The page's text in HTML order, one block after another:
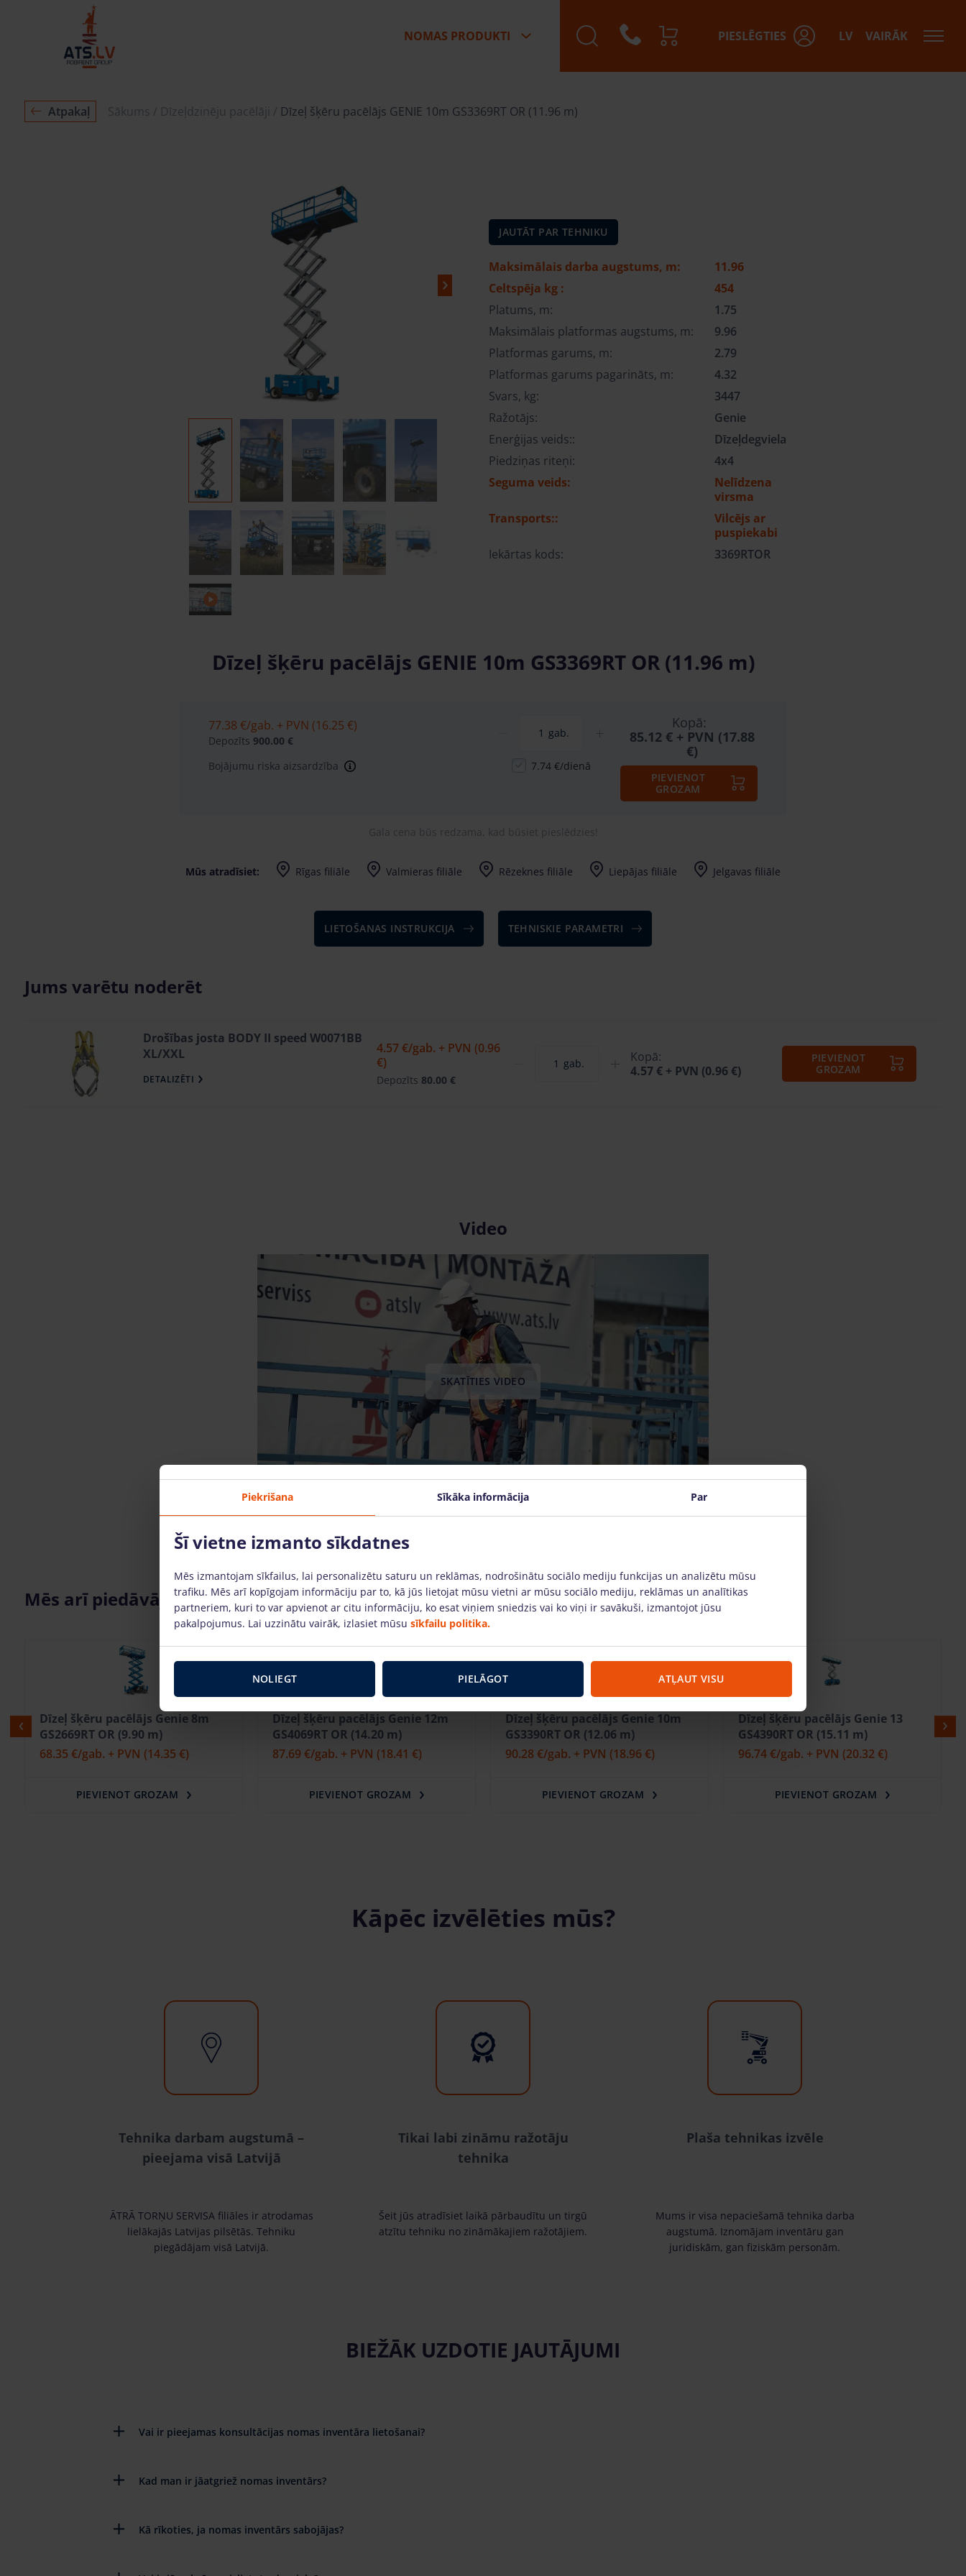
NOMAS PRODUKTI PIESLĒGTIES LV VAIRĀK
Atpakaļ Sākums Dīzeļdzinēju pacēlāji Dīzeļ šķēru pacēlājs GENIE 10m GS3369RT OR (11.96 m)
JAUTĀT PAR TEHNIKU
Maksimālais darba augstums, m:
11.96
Celtspēja kg :
454
Platums, m:
1.75
Maksimālais platformas augstums, m:
9.96
Platformas garums, m:
2.79
Platformas garums pagarināts, m:
4.32
Svars, kg:
3447
Ražotājs:
Genie
Enerģijas veids::
Dīzeļdegviela
Piedziņas riteņi:
4x4
Seguma veids:
Nelīdzena
virsma
Transports::
Vilcējs ar
puspiekabi
Iekārtas kods:
3369RTOR
Dīzeļ šķēru pacēlājs GENIE 10m GS3369RT OR (11.96 m)
77.38 €/gab. + PVN (16.25 €)
Depozīts 900.00 €
gab.
Bojājumu riska aizsardzība 7.74 €/dienā
Kopā:
85.12 €+ PVN (17.88
€)
PIEVIENOT
GROZAM
Gala cena būs redzama, kad būsiet pieslēdzies!
Mūs atradīsiet: Rīgas filiāle Valmieras filiāle Rēzeknes filiāle Liepājas filiāle Jelgavas filiāle
LIETOŠANAS INSTRUKCIJA TEHNISKIE PARAMETRI
Jums varētu noderēt
Drošības josta BODY II speed W0071BB
XL/XXL
DETALIZĒTI
4.57 €/gab. + PVN (0.96
€)
Depozīts 80.00 €
gab.
Kopā:
4.57 €+ PVN (0.96 €)
PIEVIENOT
GROZAM
Video
SKATĪTIES VIDEO
Mēs arī piedāvājam
Dīzeļ šķēru pacēlājs Genie 12m
GS4069RT OR (14.20 m)
87.69 €/gab. + PVN (18.41 €)
PIEVIENOT GROZAM
Dīzeļ šķēru pacēlājs Genie 10m
GS3390RT OR (12.06 m)
90.28 €/gab. + PVN (18.96 €)
PIEVIENOT GROZAM
Dīzeļ šķēru pacēlājs Genie 13
GS4390RT OR (15.11 m)
96.74 €/gab. + PVN (20.32 €)
PIEVIENOT GROZAM
Dīzeļ šķēru pacēlājs Genie 16m
GS5390RT OR (18.15 m)
107.05 €/gab. + PVN(22.48 €)
PIEVIENOT GROZAM
Kāpēc izvēlēties mūs?
Tehnika darbam augstumā –
pieejama visā Latvijā
ĀTRĀ TORŅU SERVISA filiāles ir atrodamas
lielākajās Latvijas pilsētās. Tehniku
piegādājam visā Latvijā.
Tikai labi zināmu ražotāju
tehnika
Šeit jūs atradīsiet laikā pārbaudītu un tirgū
atzītu tehniku no zināmākajiem ražotājiem.
Plaša tehnikas izvēle
Mums ir visa nepaciešamā tehnika darba
augstumā. Iznomājam inventāru gan
juridiskām, gan fiziskām personām.
BIEŽĀK UZDOTIE JAUTĀJUMI
Vai ir pieejamas konsultācijas nomas inventāra lietošanai?
Kad man ir jāatgriež nomas inventārs?
Kā rīkoties, ja nomas inventārs sabojājas?
Piekrišana Sīkāka informācija Par
Šī vietne izmanto sīkdatnes
Mēs izmantojam sīkfailus, lai personalizētu saturu un reklāmas, nodrošinātu sociālo mediju funkcijas un analizētu mūsu
trafiku. Mēs arī kopīgojam informāciju par to, kā jūs lietojat mūsu vietni ar mūsu sociālo mediju, reklāmas un analītikas
partneriem, kuri to var apvienot ar citu informāciju, ko esat viņiem sniedzis vai ko viņi ir savākuši, izmantojot jūsu
pakalpojumus. Lai uzzinātu vairāk, izlasiet mūsu sīkfailu politika.
NOLIEGT PIELĀGOT ATĻAUT VISU